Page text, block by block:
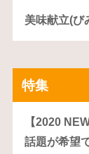
美味献立(び
特集
【2020
話題が希望